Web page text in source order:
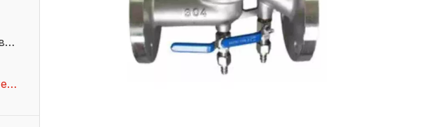
Клапаны для ножных затворов
Ворота/Глобус/Проверьте клапаны